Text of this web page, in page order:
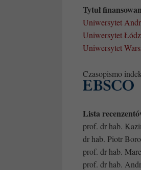
Tytuł
Uniwersytet
Uniwersytet
Uniwersytet
Czasopismo
Lista
prof. dr hab.
dr hab. Piotr
prof. dr hab.
prof. dr hab.